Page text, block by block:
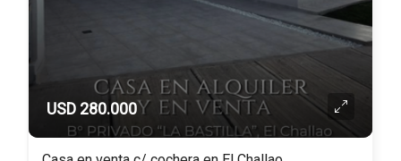
USD 280.000